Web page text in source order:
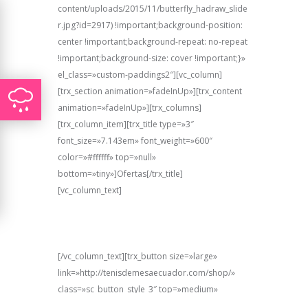
content/uploads/2015/11/butterfly_hadraw_slide
r.jpg?id=2917) !important;background-position:
center !important;background-repeat: no-repeat
!important;background-size: cover !important;}»
el_class=»custom-paddings2″][vc_column]
[trx_section animation=»fadeInUp»][trx_content
animation=»fadeInUp»][trx_columns]
[trx_column_item][trx_title type=»3″
font_size=»7.143em» font_weight=»600″
color=»#ffffff» top=»null»
bottom=»tiny»]Ofertas[/trx_title]
[vc_column_text]
[/vc_column_text][trx_button size=»large»
link=»http://tenisdemesaecuador.com/shop/»
class=»sc_button_style_3″ top=»medium»